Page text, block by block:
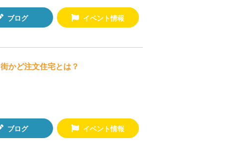
ブログ イベント情報
街かど注文住宅とは？
ブログ イベント情報